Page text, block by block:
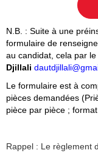
N.B. : Suite à une
formulaire de
au candidat, cela par le
Djillali
Le formulaire est à
pièces demandées
pièce par pièce ;
Rappel : Le règlement